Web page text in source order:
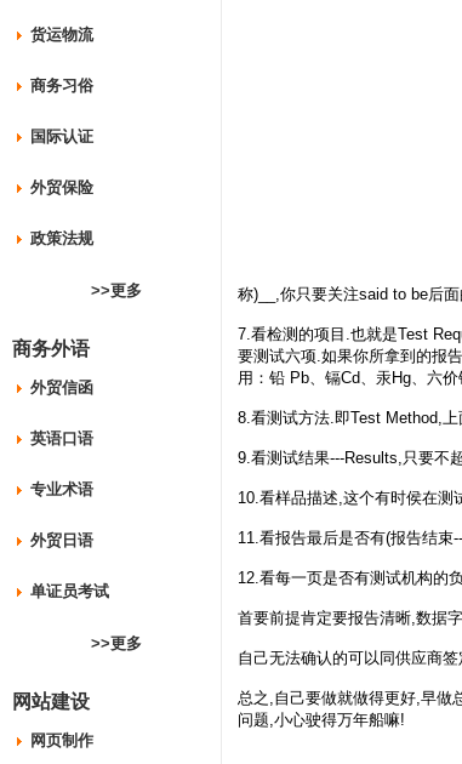
货运物流
商务习俗
国际认证
外贸保险
政策法规
>>更多
商务外语
外贸信函
英语口语
专业术语
外贸日语
单证员考试
>>更多
网站建设
网页制作
称)__,你只要关注said to be后
7.看检测的项目.也就是Test
要测试六项.如果你所拿到的报
用：铅 Pb、镉Cd、汞Hg、六
8.看测试方法.即Test Method,
9.看测试结果---Results,只要不
10.看样品描述,这个有时侯在测
11.看报告最后是否有(报告结束
12.看每一页是否有测试机构的
首要前提肯定要报告清晰,数据
自己无法确认的可以同供应商
总之,自己要做就做得更好,早做
问题,小心驶得万年船嘛!